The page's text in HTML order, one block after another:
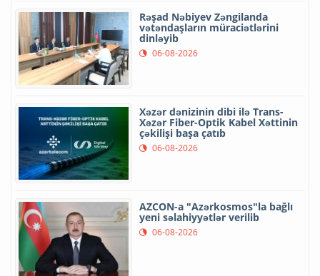
Rəşad Nəbiyev Zəngilanda
vətəndaşların müraciətlərini
dinləyib
06-08-2026
Xəzər dənizinin dibi ilə Trans-
Xəzər Fiber-Optik Kabel Xəttinin
çəkilişi başa çatıb
06-08-2026
AZCON-a "Azərkosmos"la bağlı
yeni səlahiyyətlər verilib
06-08-2026